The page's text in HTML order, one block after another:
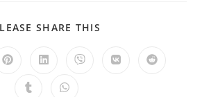
SHARE THIS